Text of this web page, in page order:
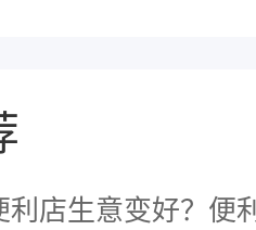
利店生意变好？便